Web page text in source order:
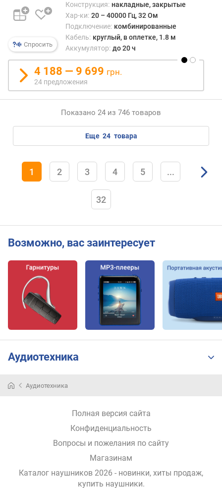
л
у
а
т
л
о
и
к
о
ф
о
н
о
к
о
т
и
Спросить
Конструкция: накладные, закрытые
Хар-ки: 20 – 40000 Гц, 32 Ом
Подключение: комбинированные
Кабель: круглый, в оплетке, 1.8 м
Аккумулятор: до 20 ч
4 188 — 9 699 грн.
24 предложения
Показано 24 из 746 товаров
еще 24 товара
1 2 3 4 5 ...
32
Возможно, вас заинтересует
Аудиотехника
Аудиотехника
Полная версия сайта
Конфиденциальность
Вопросы и пожелания по сайту
Магазинам
Каталог наушников 2026 - новинки, хиты продаж,
купить наушники.